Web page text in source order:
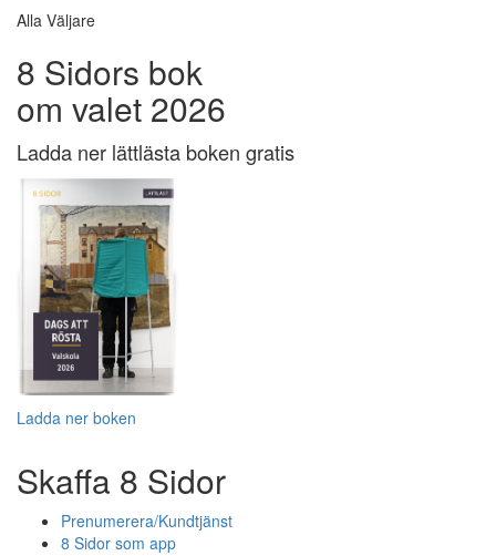
Alla Väljare
8 Sidors bok
om valet 2026
Ladda ner lättlästa boken gratis
Ladda ner boken
Skaffa 8 Sidor
Prenumerera/Kundtjänst
8 Sidor som app